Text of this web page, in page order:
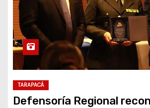
TARAPACÁ
Defensoría Regional